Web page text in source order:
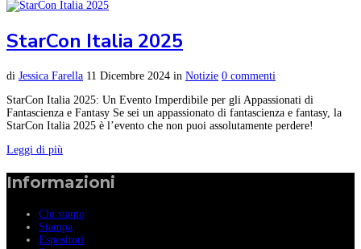
StarCon Italia 2025
di Jessica Farella 11 Dicembre 2024 in Notizie 0 commenti
StarCon Italia 2025: Un Evento Imperdibile per gli Appassionati di
Fantascienza e Fantasy Se sei un appassionato di fantascienza e fantasy, la
StarCon Italia 2025 è l’evento che non puoi assolutamente perdere!
Leggi di più
Informazioni
Chi siamo
Stampa
Espositori